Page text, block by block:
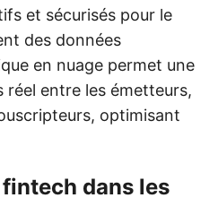
et sécurisés pour le
des données
en nuage permet une
entre les émetteurs,
optimisant
fintech dans les